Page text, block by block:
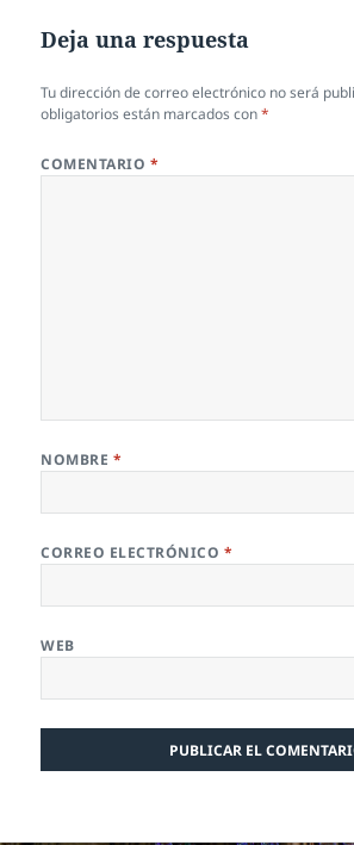
Deja una respuesta
Tu dirección de correo electrónico no será
obligatorios están marcados con*
COMENTARIO *
NOMBRE *
CORREO ELECTRÓNICO *
WEB